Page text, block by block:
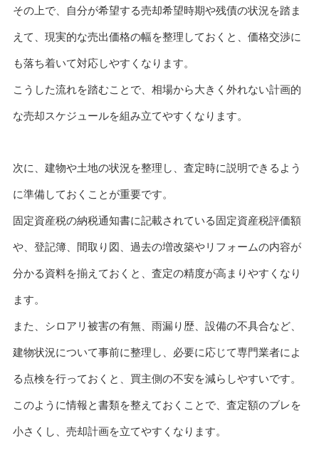
その上で、自分が希望する売却希望時期や残債の状況を踏ま
えて、現実的な売出価格の幅を整理しておくと、価格交渉に
も落ち着いて対応しやすくなります。
こうした流れを踏むことで、相場から大きく外れない計画的
な売却スケジュールを組み立てやすくなります。
次に、建物や土地の状況を整理し、査定時に説明できるよう
に準備しておくことが重要です。
固定資産税の納税通知書に記載されている固定資産税評価額
や、登記簿、間取り図、過去の増改築やリフォームの内容が
分かる資料を揃えておくと、査定の精度が高まりやすくなり
ます。
また、シロアリ被害の有無、雨漏り歴、設備の不具合など、
建物状況について事前に整理し、必要に応じて専門業者によ
る点検を行っておくと、買主側の不安を減らしやすいです。
このように情報と書類を整えておくことで、査定額のブレを
小さくし、売却計画を立てやすくなります。